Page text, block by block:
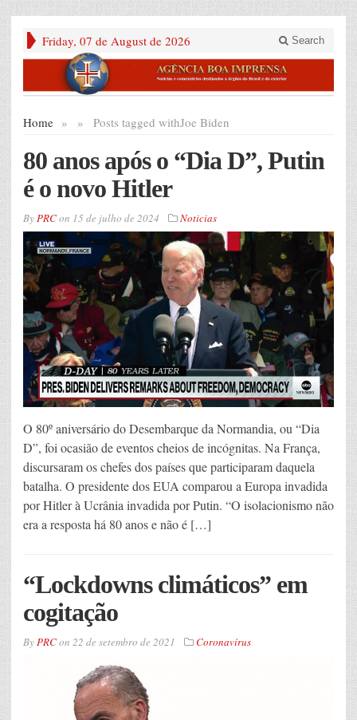
Friday, 07 de August de 2026 Search
Home » Posts tagged with
» Joe Biden
80 anos após o “Dia D”, Putin
é o novo Hitler
ByPRCon 15 de julho de 2024 Noticias
O 80º aniversário do Desembarque da Normandia, ou “Dia
D”, foi ocasião de eventos cheios de incógnitas. Na França,
discursaram os chefes dos países que participaram daquela
batalha. O presidente dos EUA comparou a Europa invadida
por Hitler à Ucrânia invadida por Putin. “O isolacionismo não
era a resposta há 80 anos e não é […]
“Lockdowns climáticos” em
cogitação
ByPRCon 22 de setembro de 2021 Coronavírus